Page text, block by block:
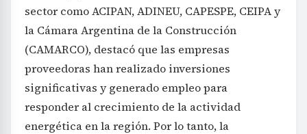
sector como ACIPAN, ADINEU, CAPESPE, CEIPA y
la Cámara Argentina de la Construcción
(CAMARCO), destacó que las empresas
proveedoras han realizado inversiones
significativas y generado empleo para
responder al crecimiento de la actividad
energética en la región. Por lo tanto, la